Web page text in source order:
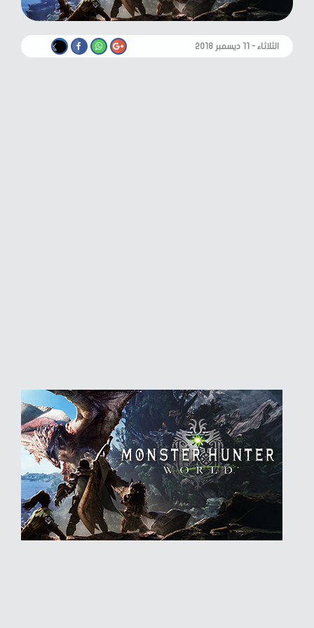
الثلاثاء - ١١ ديسمبر ٢٠١٨